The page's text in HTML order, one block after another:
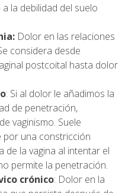
la debilidad del suelo
Dolor en las relaciones
considera desde
postcoital hasta dolor
: Si al dolor le añadimos la
de penetración,
vaginismo. Suele
por una constricción
de la vagina al intentar el
permite la penetración.
crónico: Dolor en la